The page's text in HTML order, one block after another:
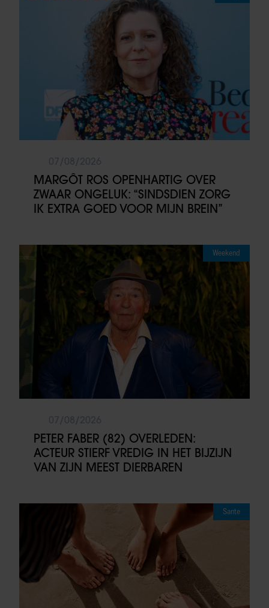
MARGÔT ROS OPENHARTIG OVER
ZWAAR ONGELUK: “SINDSDIEN ZORG
IK EXTRA GOED VOOR MIJN BREIN”
Weekend
PETER FABER (82) OVERLEDEN:
ACTEUR STIERF VREDIG IN HET BIJZIJN
VAN ZIJN MEEST DIERBAREN
Sante